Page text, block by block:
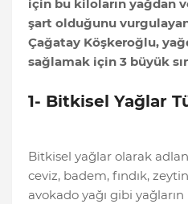
için bu kiloların yağdan
şart olduğunu
Çağatay Köşkeroğlu,
sağlamak için 3 büyük
1- Bitkisel Yağlar
Bitkisel yağlar olarak
ceviz, badem, fındık,
avokado yağı gibi yağların